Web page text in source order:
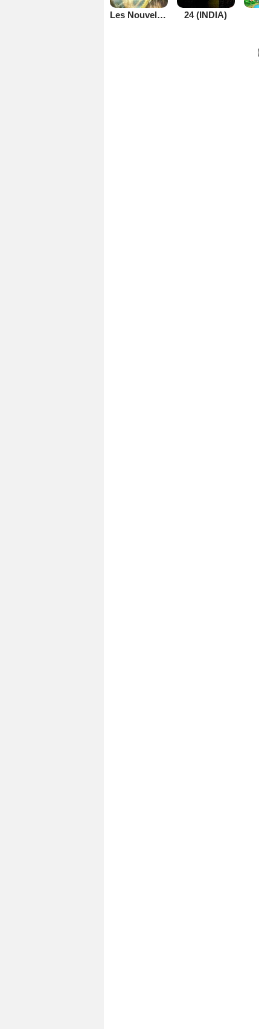
Les Nouvelles Aventures de Peter Pan 24 (INDIA)